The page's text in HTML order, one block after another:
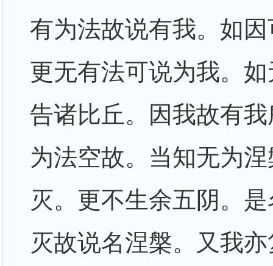
有为法故说有我。如
更无有法可说为我。
告诸比丘。因我故有
为法空故。当知无为
灭。更不生余五阴。
灭故说名涅槃。又我